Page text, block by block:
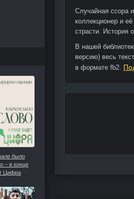
Случайная ссора
коллекционер и
страсти. История
В нашей
версию) весь
в формате fb2.
было
– в конце
Цифра